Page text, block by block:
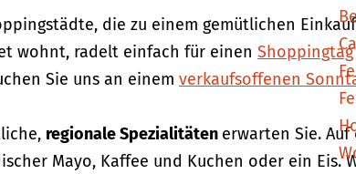
die zu einem gemütlichen
wohnt, radelt einfach für einen Shoppingtag
Sie uns an einem verkaufsoffenen
regionale Spezialitäten erwarten Sie.
Mayo, Kaffee und Kuchen oder ein Eis.